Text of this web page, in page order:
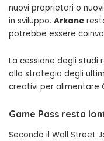
nuovi proprietari o
in sviluppo. Arkane
potrebbe essere
La cessione degli studi
alla strategia degli
creativi per alimentare
Game Pass resta
Secondo il Wall Street